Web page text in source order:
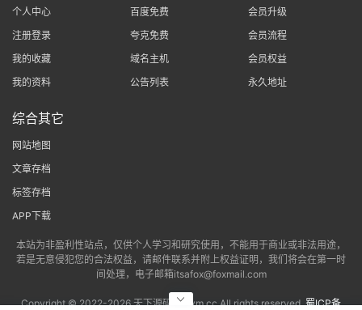
个人中心
注册登录
我的收藏
我的资料
百度免费
夸克免费
域名主机
公告列表
会员升级
会员流程
会员权益
永久地址
综合其它
网站地图
文章存档
标签存档
APP下载
本站为非盈利性站点，仅供个人学习和研究使用，不能用于商业或非法用途，
若是无意侵犯您的合法权益，请邮件联系并附上权益证明，我们将会在第一时
间处理，电子邮箱itsafox@foxmail.com
Copyright © 2022-2026 天下源码网txym.cc All rights reserved.蜀ICP备